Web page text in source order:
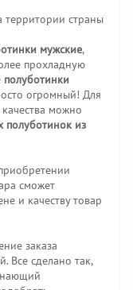
территории страны
мужские,
прохладную
полуботинки
огромный! Для
можно
полуботинок из
сможет
и качеству товар
заказа
Все сделано так,